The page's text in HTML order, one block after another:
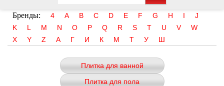
Бренды: 4 A B C D E F G H I
J
K
L M N O P Q R S T U V
W
X
Y Z А Г И К М Т У Ш
Плитка для ванной
Плитка для пола